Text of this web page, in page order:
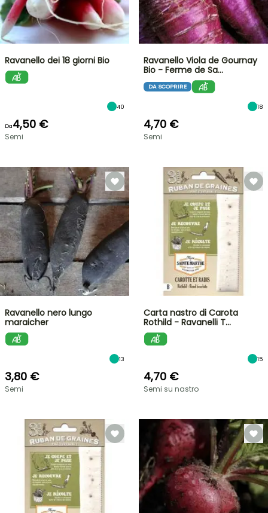
Ravanello dei 18 giorni Bio
40
Da4,50 €
Semi
Ravanello Viola de Gournay
Bio - Ferme de Sa…
DA SCOPRIRE
18
4,70 €
Semi
Ravanello nero lungo
maraicher
13
3,80 €
Semi
Carta nastro di Carota
Rothild - Ravanelli T…
15
4,70 €
Semi su nastro